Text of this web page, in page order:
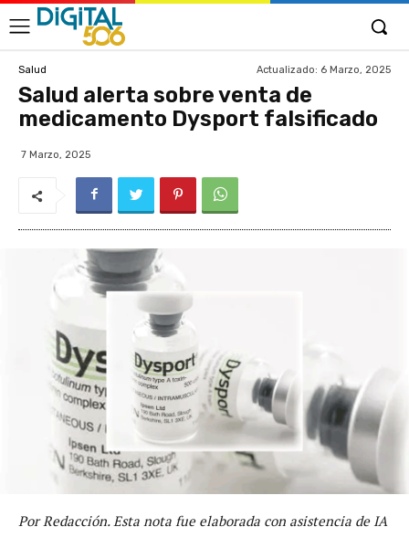
Salud Actualizado: 6 Marzo, 2025
Salud alerta sobre venta de
medicamento Dysport falsificado
7 Marzo, 2025
Por Redacción. Esta nota fue elaborada con asistencia de IA